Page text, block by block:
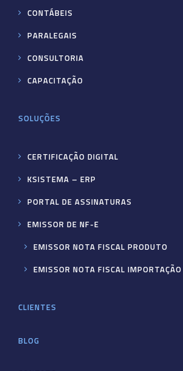
CONTÁBEIS
PARALEGAIS
CONSULTORIA
CAPACITAÇÃO
SOLUÇÕES
CERTIFICAÇÃO DIGITAL
KSISTEMA – ERP
PORTAL DE ASSINATURAS
EMISSOR DE NF-E
EMISSOR NOTA FISCAL PRODUTO
EMISSOR NOTA FISCAL IMPORTAÇÃO
CLIENTES
BLOG